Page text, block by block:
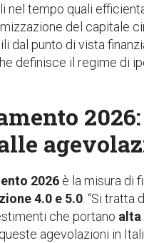
nel tempo quali
del capitale
dal punto di vista
definisce il regime di
2026 è la misura di
4.0 e 5.0 . “Si
che portano
agevolazioni in